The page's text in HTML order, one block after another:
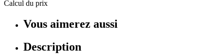
Calcul du prix
Vous aimerez aussi
Description